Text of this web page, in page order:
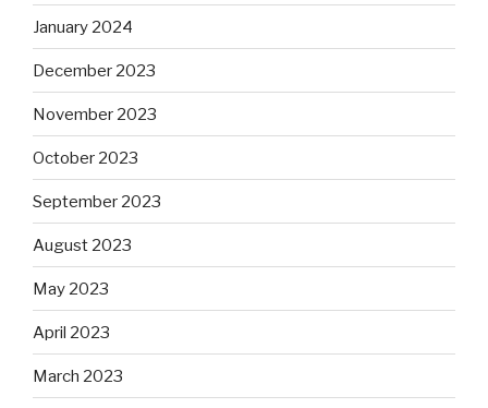
January 2024
December 2023
November 2023
October 2023
September 2023
August 2023
May 2023
April 2023
March 2023